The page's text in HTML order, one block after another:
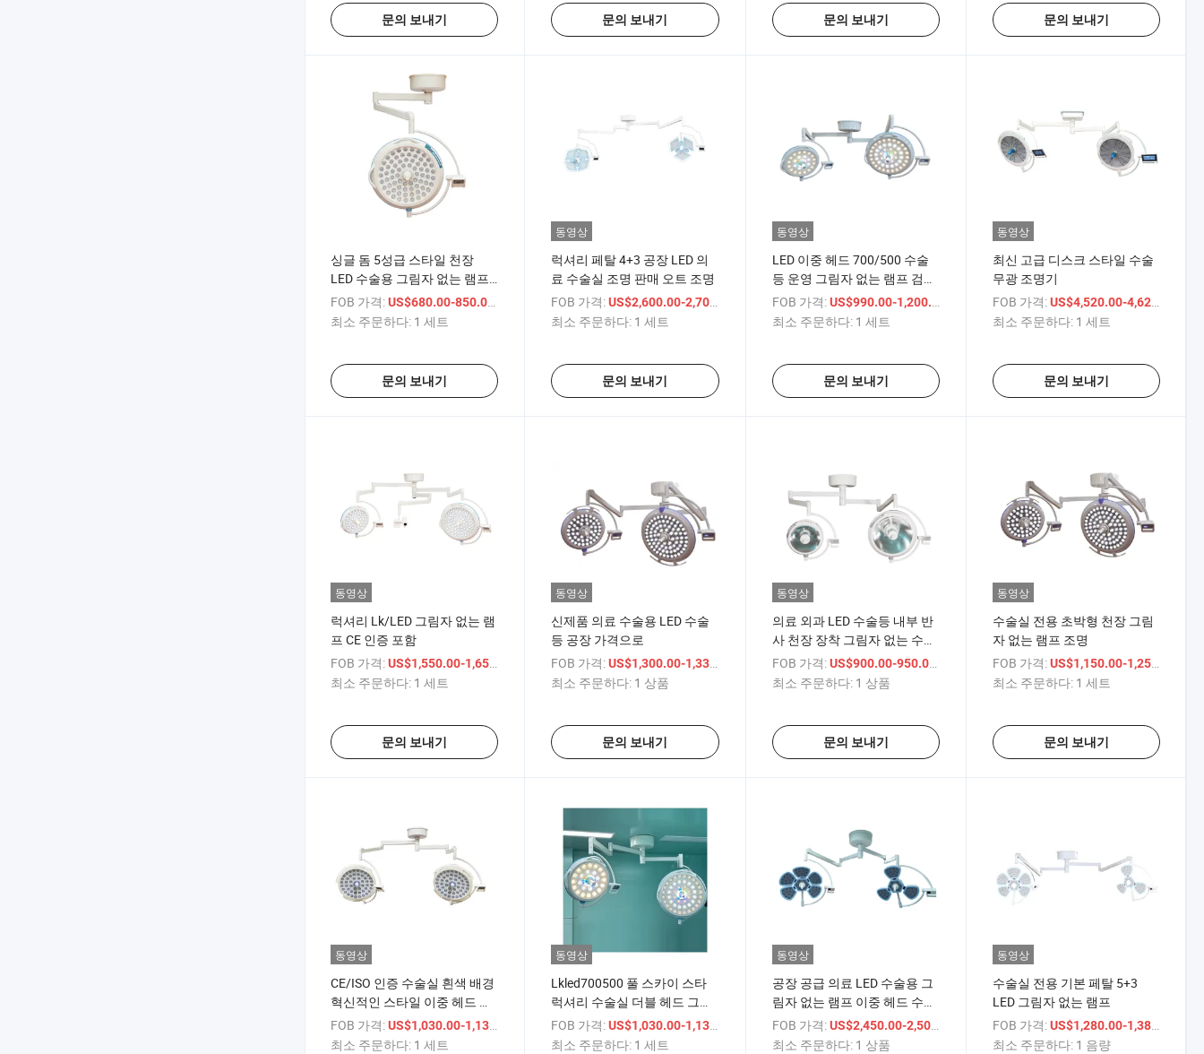
문의 보내기 문의 보내기 문의 보내기 문의 보내기
싱글 돔 5성급 스타일 천장
LED 수술용 그림자 없는 램프
검사등
FOB 가격:US$680.00-850.00
최소 주문하다: 1 세트
문의 보내기
동영상
럭셔리 페탈 4+3 공장 LED 의
료 수술실 조명 판매 오트 조명
FOB 가격: US$2,600.00-2,700.00
최소 주문하다: 1 세트
문의 보내기
동영상
LED 이중 헤드 700/500 수술
등 운영 그림자 없는 램프 검사
등
FOB 가격: US$990.00-1,200.00
최소 주문하다: 1 세트
문의 보내기
동영상
최신 고급 디스크 스타일 수술
무광 조명기
FOB 가격: US$4,520.00-4,620.00
최소 주문하다: 1 세트
문의 보내기
동영상
럭셔리 Lk/LED 그림자 없는 램
프 CE 인증 포함
FOB 가격:US$1,550.00-1,650.00
최소 주문하다: 1 세트
문의 보내기
동영상
신제품 의료 수술용 LED 수술
등 공장 가격으로
FOB 가격: US$1,300.00-1,330.00
최소 주문하다: 1 상품
문의 보내기
동영상
의료 외과 LED 수술등 내부 반
사 천장 장착 그림자 없는 수술
등
FOB 가격: US$900.00-950.00
최소 주문하다: 1 상품
문의 보내기
동영상
수술실 전용 초박형 천장 그림
자 없는 램프 조명
FOB 가격: US$1,150.00-1,250.00
최소 주문하다: 1 세트
문의 보내기
동영상
CE/ISO 인증 수술실 흰색 배경
혁신적인 스타일 이중 헤드 그
림자 없는 램프
FOB 가격:US$1,030.00-1,130.00
최소 주문하다: 1 세트
동영상
Lkled700500 풀 스카이 스타
럭셔리 수술실 더블 헤드 그림
자 없는 조명 선택 가능
FOB 가격: US$1,030.00-1,130.00
최소 주문하다: 1 세트
동영상
공장 공급 의료 LED 수술용 그
림자 없는 램프 이중 헤드 수술
램프
FOB 가격: US$2,450.00-2,500.00
최소 주문하다: 1 상품
동영상
수술실 전용 기본 페탈 5+3
LED 그림자 없는 램프
FOB 가격: US$1,280.00-1,380.00
최소 주문하다: 1 음량